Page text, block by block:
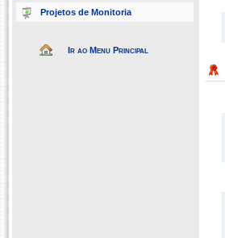
Projetos de Monitoria
Ir ao Menu Principal